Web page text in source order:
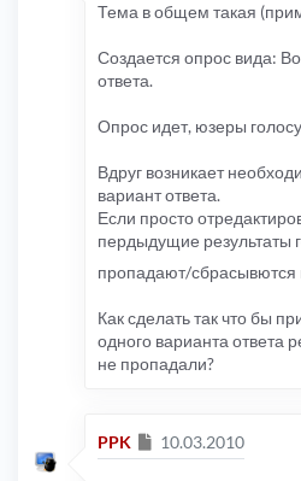
Тема в общем такая
Создается опрос вида:
ответа.
Опрос идет, юзеры
Вдруг возникает
вариант ответа.
Если просто
пердыдущие результаты
пропадают/сбрасывются
Как сделать так что бы
одного варианта ответа
не пропадали?
PPK Сообщение
10.03.2010